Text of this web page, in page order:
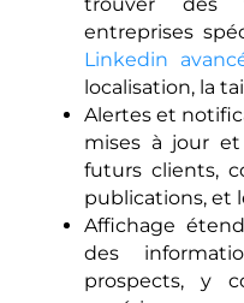
entreprises
Linkedin
localisation, la
Alertes et
mises à jour
futurs clients,
publications, et
Affichage
des
prospects, y